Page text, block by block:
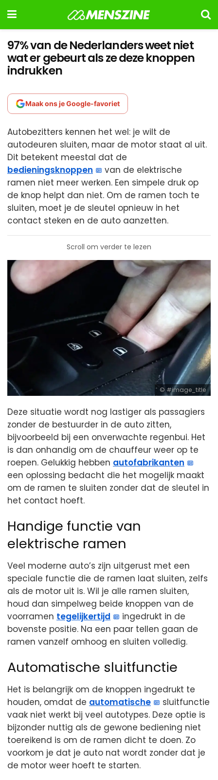
97% van de Nederlanders weet niet
wat er gebeurt als ze deze knoppen
indrukken
Maak ons je Google-favoriet
Autobezitters kennen het wel: je wilt de
autodeuren sluiten, maar de motor staat al uit.
Dit betekent meestal dat de
bedieningsknoppen
van de elektrische
ramen niet meer werken. Een simpele druk op
de knop helpt dan niet. Om de ramen toch te
sluiten, moet je de sleutel opnieuw in het
contact steken en de auto aanzetten.
Scroll om verder te lezen
#image_title
Deze situatie wordt nog lastiger als passagiers
zonder de bestuurder in de auto zitten,
bijvoorbeeld bij een onverwachte regenbui. Het
is dan onhandig om de chauffeur weer op te
roepen. Gelukkig hebben autofabrikanten
een oplossing bedacht die het mogelijk maakt
om de ramen te sluiten zonder dat de sleutel in
het contact hoeft.
Handige functie van
elektrische ramen
Veel moderne auto’s zijn uitgerust met een
speciale functie die de ramen laat sluiten, zelfs
als de motor uit is. Wil je alle ramen sluiten,
houd dan simpelweg beide knoppen van de
voorramen tegelijkertijd
ingedrukt in de
bovenste positie. Na een paar tellen gaan de
ramen vanzelf omhoog en sluiten volledig.
Automatische sluitfunctie
Het is belangrijk om de knoppen ingedrukt te
houden, omdat de automatische
sluitfunctie
vaak niet werkt bij veel autotypes. Deze optie is
bijzonder nuttig als de gewone bediening niet
toereikend is om de ramen dicht te doen. Zo
voorkom je dat je auto nat wordt zonder dat je
de motor weer hoeft te starten.